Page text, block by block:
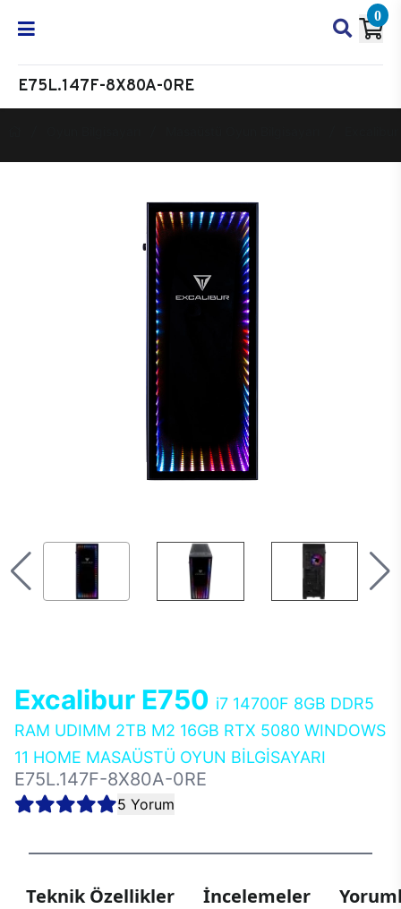
0
E75L.147F-8X80A-0RE
Excalibur E750 i7 14700F 8GB DDR5
RAM UDIMM 2TB M2 16GB RTX 5080 WINDOWS
11 HOME MASAÜSTÜ OYUN BİLGİSAYARI
E75L.147F-8X80A-0RE
5 Yorum
Teknik Özellikler İncelemeler